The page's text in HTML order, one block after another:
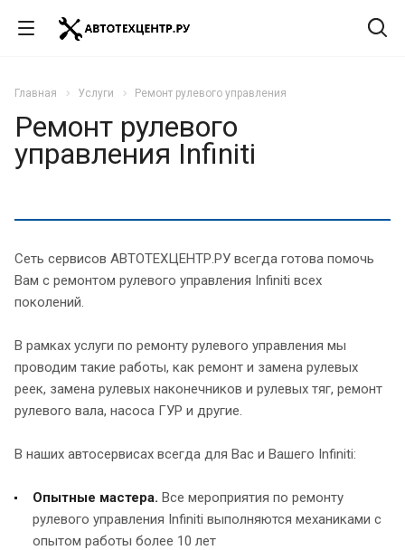
Главная Услуги Ремонт рулевого управления
Ремонт рулевого
управления Infiniti
Сеть сервисов АВТОТЕХЦЕНТР.РУ всегда готова помочь
Вам с ремонтом рулевого управления Infiniti всех
поколений.
В рамках услуги по ремонту рулевого управления мы
проводим такие работы, как ремонт и замена рулевых
реек, замена рулевых наконечников и рулевых тяг, ремонт
рулевого вала, насоса ГУР и другие.
В наших автосервисах всегда для Вас и Вашего Infiniti:
Опытные мастера. Все мероприятия по ремонту
рулевого управления Infiniti выполняются механиками с
опытом работы более 10 лет